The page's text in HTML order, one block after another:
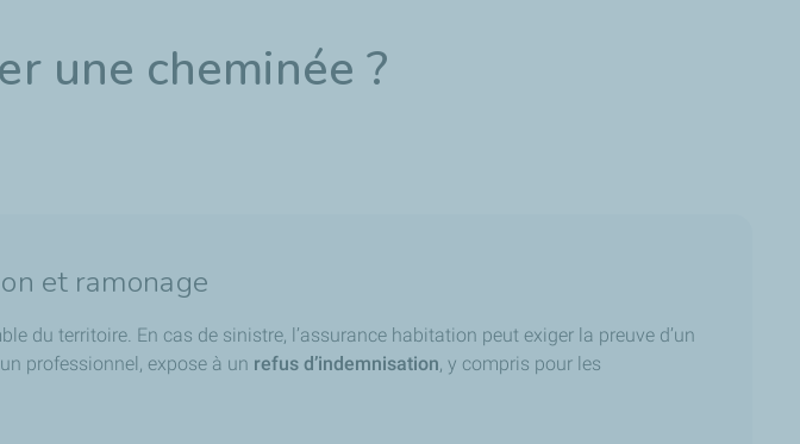
une cheminée ?
et ramonage
du territoire. En cas de sinistre, l’assurance habitation peut exiger la preuve d’un
professionnel, expose à un refus d’indemnisation, y compris pour les